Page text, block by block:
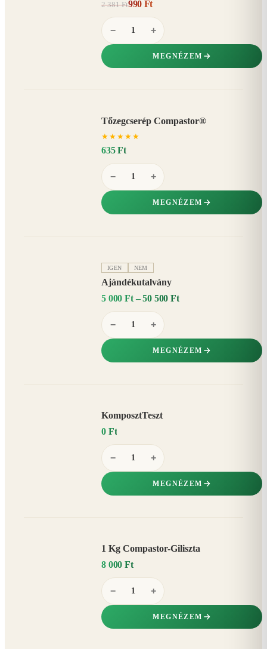
2 381 Ft990 Ft
− +
MEGNÉZEM
Tőzegcserép Compastor®
★ ★ ★ ★ ★
635 Ft
− +
MEGNÉZEM
IGEN NEM
Ajándékutalvány
5 000 Ft – 50 500 Ft
− +
MEGNÉZEM
KomposztTeszt
0 Ft
− +
MEGNÉZEM
1 Kg Compastor-Giliszta
8 000 Ft
− +
MEGNÉZEM